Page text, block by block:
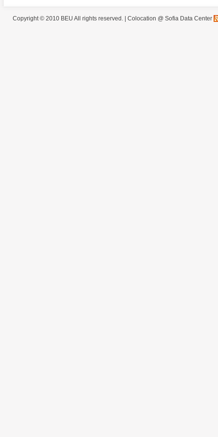
Copyright © 2010 BEU All rights reserved. | Colocation @ Sofia Data Center